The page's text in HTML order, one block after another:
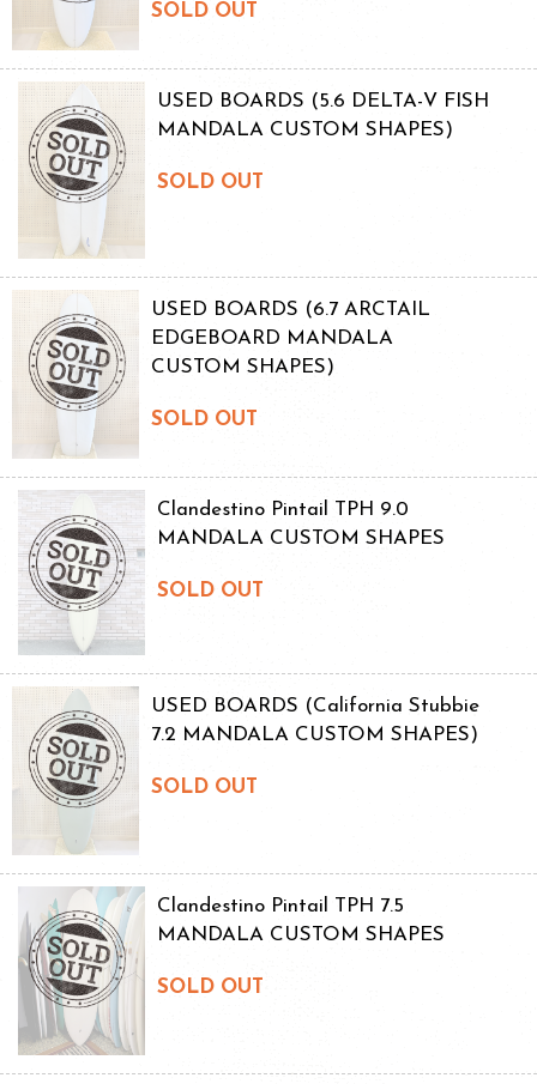
SOLD OUT
USED BOARDS (5.6 DELTA-V FISH
MANDALA CUSTOM SHAPES)
SOLD OUT
USED BOARDS (6.7 ARCTAIL
EDGEBOARD MANDALA
CUSTOM SHAPES)
SOLD OUT
Clandestino Pintail TPH 9.0
MANDALA CUSTOM SHAPES
SOLD OUT
USED BOARDS (California Stubbie
7.2 MANDALA CUSTOM SHAPES)
SOLD OUT
Clandestino Pintail TPH 7.5
MANDALA CUSTOM SHAPES
SOLD OUT